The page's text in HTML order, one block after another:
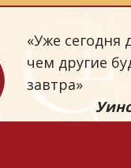
«Уже сегодня
чем другие
завтра»